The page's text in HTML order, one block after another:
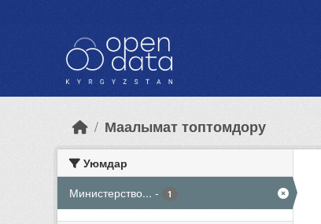
Маалымат топтомдору
Уюмдар
Министерство... - 1